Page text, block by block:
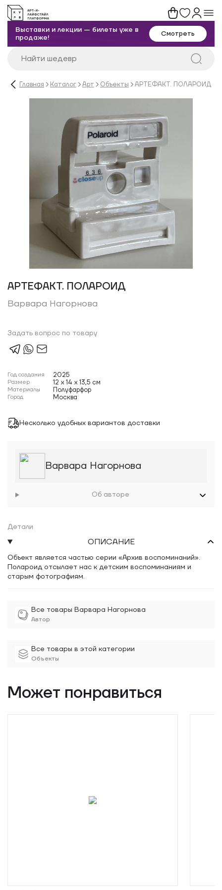
Выставки и лекции — билеты уже в
продаже!
Смотреть
Главная Каталог Арт Объекты АРТЕФАКТ. ПОЛАРОИД
АРТЕФАКТ. ПОЛАРОИД
Варвара Нагорнова
Задать вопрос по товару
Год создания 2025
Размер 12 x 14 x 13,5 см
Материалы Полуфарфор
Город Москва
Несколько удобных вариантов доставки
Все товары Варвара Нагорнова
Автор
Все товары в этой категории
Объекты
Варвара Нагорнова
Об авторе
Детали
ОПИСАНИЕ
Объект является частью серии «Архив воспоминаний».
Полароид отсылает нас к детским воспоминаниям и
старым фотографиям.
Может понравиться